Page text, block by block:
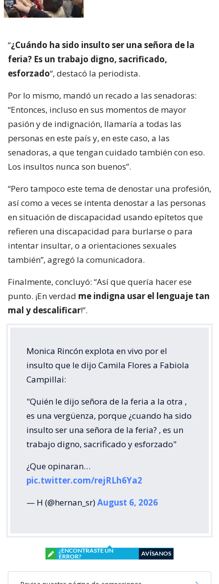
“¿Cuándo ha sido insulto ser una señora de la
feria? Es un trabajo digno, sacrificado,
esforzado“, destacó la periodista.
Por lo mismo, mandó un recado a las senadoras:
“Entonces, incluso en sus momentos de mayor
pasión y de indignación, llamaría a todas las
personas en este país y, en este caso, a las
senadoras, a que tengan cuidado también con eso.
Los insultos nunca son buenos”.
“Pero tampoco este tema de denostar una profesión,
así como a veces se intenta denostar a las personas
en situación de discapacidad usando epítetos que
refieren una discapacidad para burlarse o para
intentar insultar, o a orientaciones sexuales
también”, agregó la comunicadora.
Finalmente, concluyó: “Así que quería hacer ese
punto. ¡En verdad me indigna usar el lenguaje tan
mal y descalificar!”.
Monica Rincón explota en vivo por el
insulto que le dijo Camila Flores a Fabiola
Campillai:
"Quién le dijo señora de la feria a la otra ,
es una vergüenza, porque ¿cuando ha sido
insulto ser una señora de la feria? , es un
trabajo digno, sacrificado y esforzado"
¿Que opinaran…
pic.twitter.com/rejRLh6Ya2
— H (@hernan_sr)August 6, 2026
¿ENCONTRASTE UN
ERROR?
AVÍSANOS